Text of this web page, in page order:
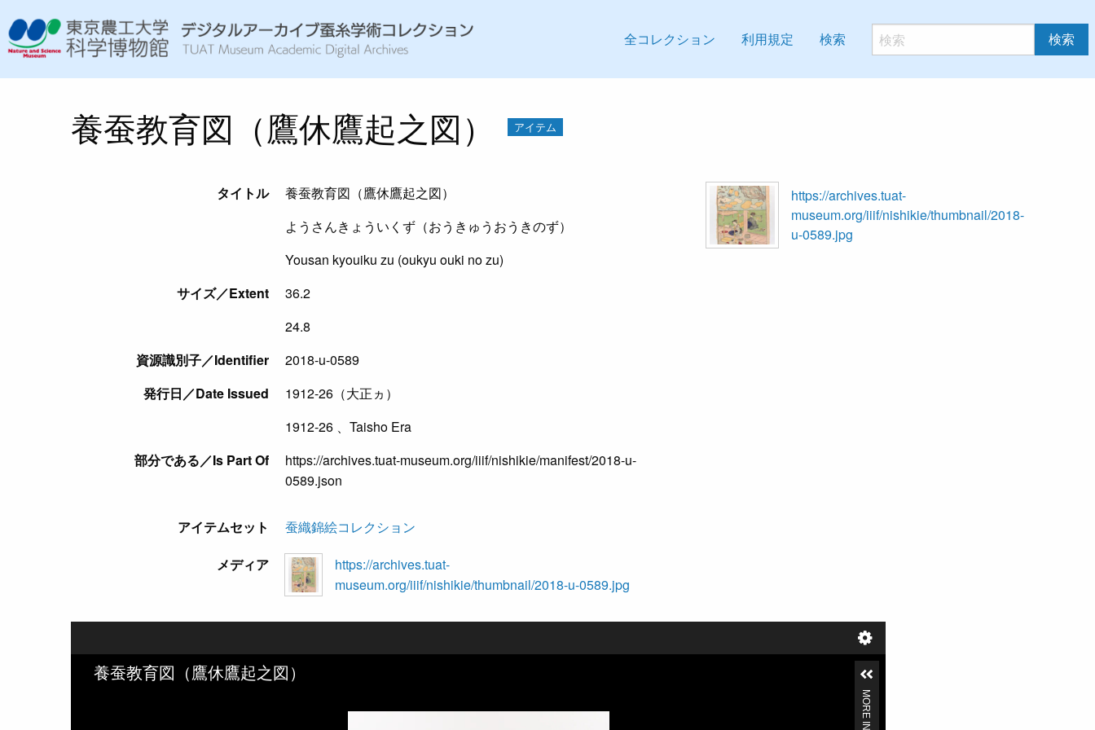
全コレクション 利用規定 検索 検索
養蚕教育図（鷹休鷹起之図） アイテム
https://archives.tuat-
museum.org/iiif/nishikie/thumbnail/2018-
u-0589.jpg
タイトル
養蚕教育図（鷹休鷹起之図）
ようさんきょういくず（おうきゅうおうきのず）
Yousan kyouiku zu (oukyu ouki no zu)
サイズ／Extent
36.2
24.8
資源識別子／Identifier
2018-u-0589
発行日／Date Issued
1912-26（大正ヵ）
1912-26 、Taisho Era
部分である／Is Part Of
https://archives.tuat-museum.org/iiif/nishikie/manifest/2018-u-
0589.json
アイテムセット
蚕織錦絵コレクション
メディア
https://archives.tuat-
museum.org/iiif/nishikie/thumbnail/2018-u-0589.jpg
養蚕教育図（鷹休鷹起之図）